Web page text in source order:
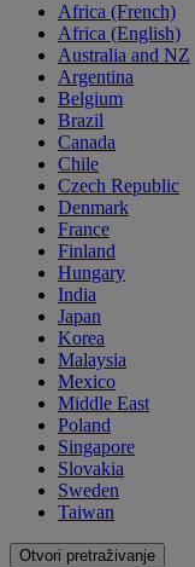
Africa (French)
Africa (English)
Australia and NZ
Argentina
Belgium
Brazil
Canada
Chile
Czech Republic
Denmark
France
Finland
Hungary
India
Japan
Korea
Malaysia
Mexico
Middle East
Poland
Singapore
Slovakia
Sweden
Taiwan
Otvori pretraživanje